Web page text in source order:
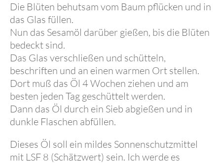
Die Blüten behutsam vom Baum pflücken und in
das Glas füllen.
Nun das Sesamöl darüber gießen, bis die Blüten
bedeckt sind.
Das Glas verschließen und schütteln,
beschriften und an einen warmen Ort stellen.
Dort muß das Öl 4 Wochen ziehen und am
besten jeden Tag geschüttelt werden.
Dann das Öl durch ein Sieb abgießen und in
dunkle Flaschen abfüllen.
Dieses Öl soll ein mildes Sonnenschutzmittel
mit LSF 8 (Schätzwert) sein. Ich werde es